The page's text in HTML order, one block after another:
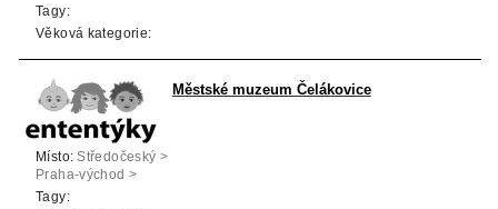
Tagy:
Věková kategorie:
Městské muzeum Čelákovice
Místo: Středočeský >
Praha-východ >
Čelákovice
Tagy: